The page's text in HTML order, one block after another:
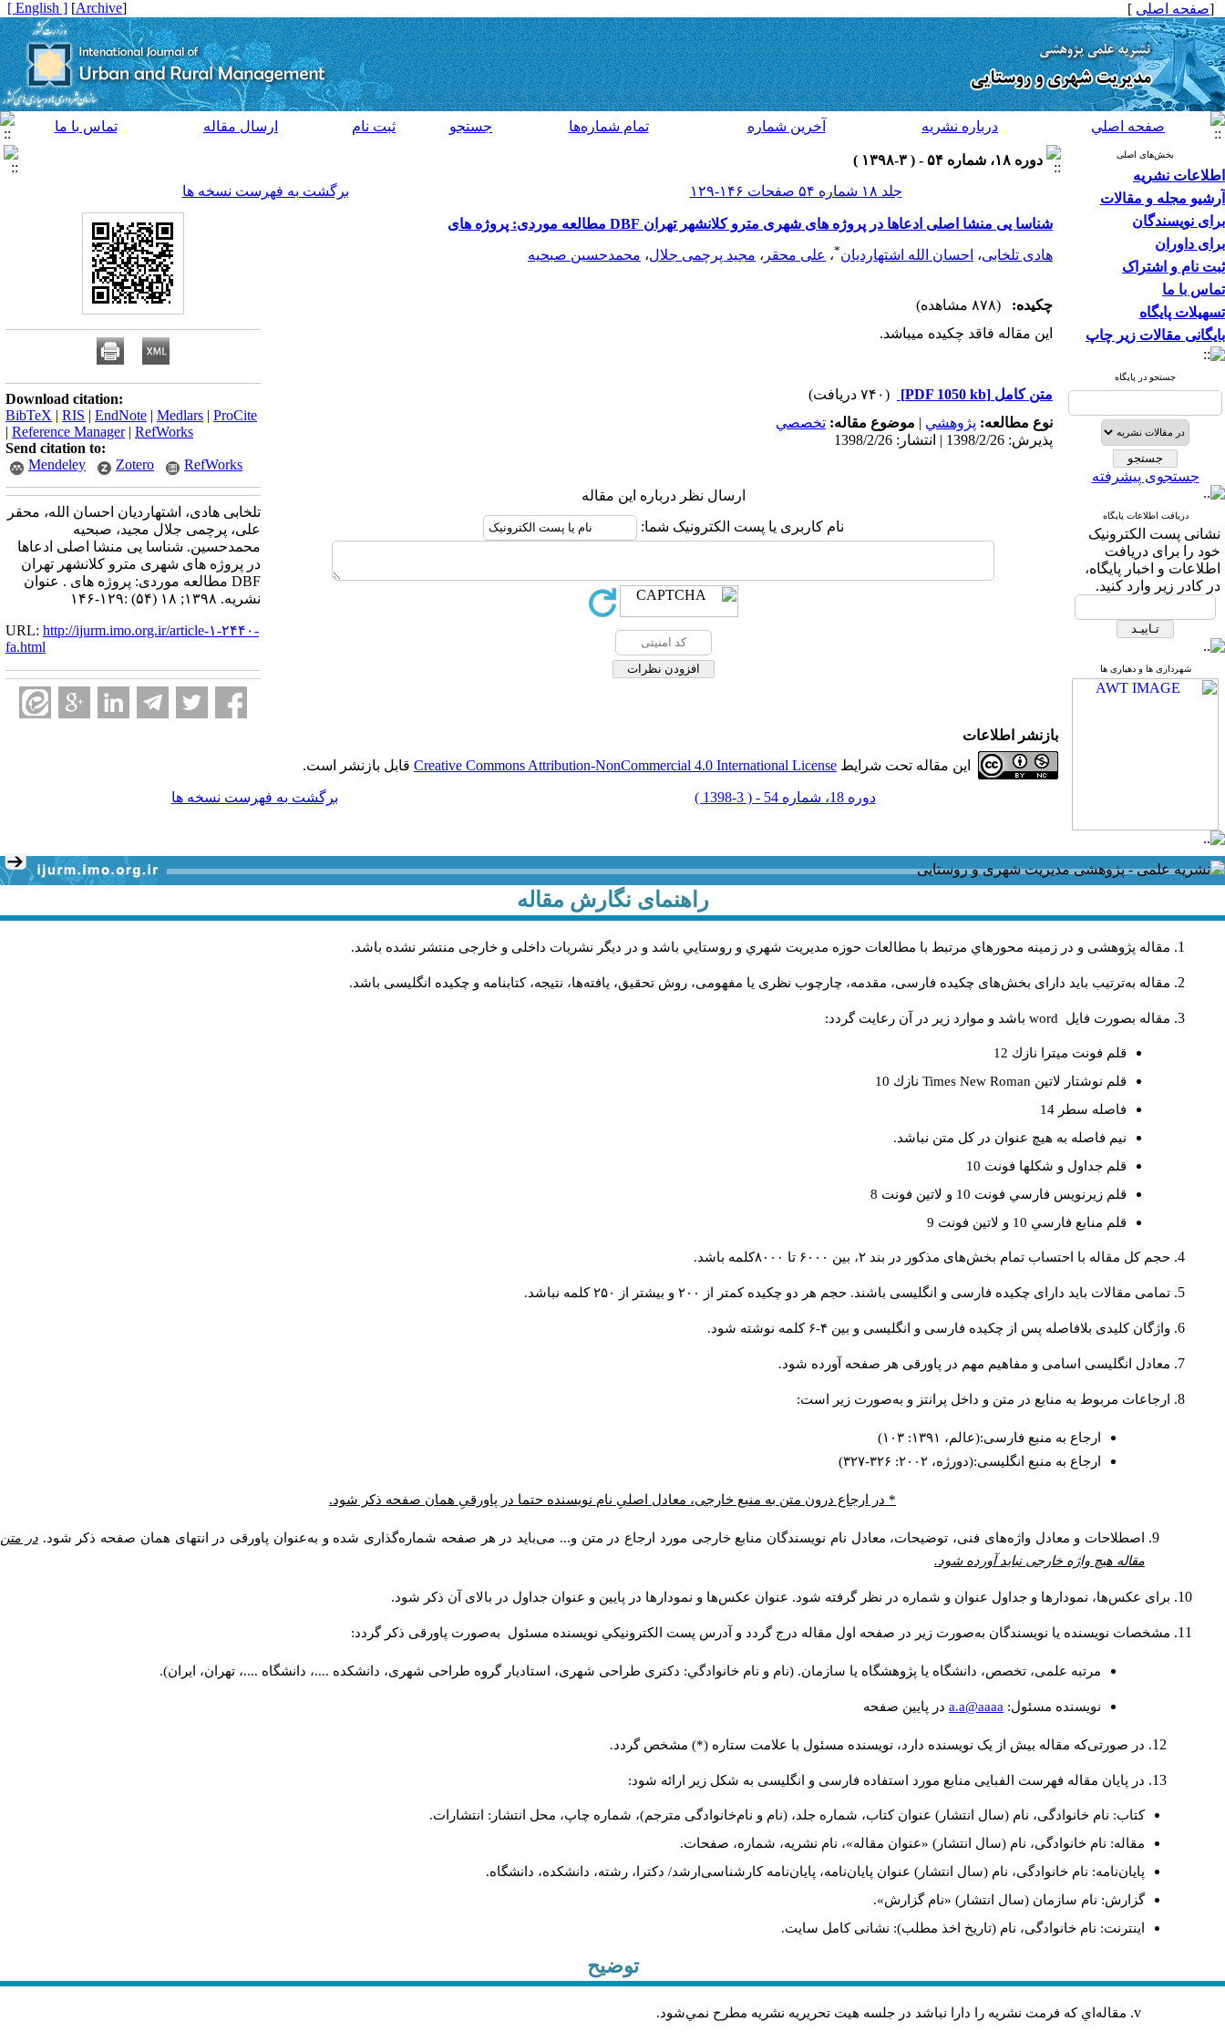
[صفحه اصلی ]
[
Archive
]
[ English ]
صفحه اصلي درباره نشريه آخرين شماره تمام شماره‌ها جستجو ثبت نام ارسال مقاله تماس با ما
بخش‌های اصلی
اطلاعات نشریه
آرشیو مجله و مقالات
برای نویسندگان
برای داوران
ثبت نام و اشتراک
تماس با ما
تسهیلات پایگاه
بایگانی مقالات زیر چاپ
جستجو در پایگاه
جستجوی پیشرفته
دریافت اطلاعات پایگاه
نشانی پست الکترونیک
خود را برای دریافت
اطلاعات و اخبار پایگاه،
در کادر زیر وارد کنید.
شهرداری ها و دهیاری ها
دوره ۱۸، شماره ۵۴ - ( ۳-۱۳۹۸ )
جلد ۱۸ شماره ۵۴ صفحات ۱۴۶-۱۲۹
برگشت به فهرست نسخه ها
شناسا یی منشا اصلی ادعاها در پروژه های شهری مترو کلانشهر تهران DBF مطالعه موردی: پروژه های
هادی تلخابی، احسان الله اشتهاردیان*، علی محقر ، مجید پرچمی جلال، محمدحسین صبحیه
چکیده:
(۸۷۸ مشاهده)
این مقاله فاقد چکیده می​باشد.
متن کامل [PDF 1050 kb]
(۷۴۰ دریافت)
نوع مطالعه: پژوهشي | موضوع مقاله: تخصصي
پذیرش: 1398/2/26 | انتشار: 1398/2/26
ارسال نظر درباره این مقاله
نام کاربری یا پست الکترونیک شما:
Download citation:
BibTeX | RIS | EndNote | Medlars | ProCite
| Reference Manager| RefWorks
Send citation to:
Mendeley
Zotero RefWorks
تلخابی هادی، اشتهاردیان احسان الله، محقر
علی، پرچمی جلال مجید، صبحیه
محمدحسین. شناسا یی منشا اصلی ادعاها
در پروژه های شهری مترو کلانشهر تهران
DBF مطالعه موردی: پروژه های . عنوان
نشریه. ۱۳۹۸; ۱۸ (۵۴) :۱۲۹-۱۴۶
URL: http://ijurm.imo.org.ir/article-۱-۲۴۴۰-
fa.html
بازنشر اطلاعات
این مقاله تحت شرایط Creative Commons Attribution-NonCommercial 4.0 International License قابل بازنشر است.
دوره 18، شماره 54 - ( 3-1398 ) برگشت به فهرست نسخه ها
راهنمای نگارش مقاله
مقاله پژوهشی و در زمینه محورهاي مرتبط با مطالعات حوزه مديريت شهري و روستايي باشد و در دیگر نشریات داخلی و خارجی منتشر نشده باشد.
مقاله به‌ترتیب باید دارای بخش‌های چکیده فارسی، مقدمه، چارچوب نظری یا مفهومی، روش تحقیق، یافته‌ها، نتیجه، کتابنامه و چکیده انگلیسی باشد.
مقاله بصورت فايل word باشد و موارد زير در آن رعايت گردد:
قلم فونت ميترا نازك 12
قلم نوشتار لاتين Times New Roman نازك 10
فاصله سطر 14
نيم فاصله به هيچ عنوان در كل متن نباشد.
قلم جداول و شكلها فونت 10
قلم زيرنويس فارسي فونت 10 و لاتين فونت 8
قلم منابع فارسي 10 و لاتين فونت 9
حجم کل مقاله با احتساب تمام بخش‌های مذکور در بند ۲، بین ۶۰۰۰ تا ۸۰۰۰کلمه باشد.
تمامی مقالات باید دارای چکیده فارسی و انگلیسی باشند. حجم هر دو چکیده کمتر از ۲۰۰ و بیشتر از ۲۵۰ کلمه نباشد.
واژگان کلیدی بلافاصله پس از چکیده فارسی و انگلیسی و بین ۴-۶ کلمه نوشته شود.
معادل انگلیسی اسامی و مفاهیم مهم در پاورقی هر صفحه آورده شود.
ارجاعات مربوط به منابع در متن و داخل پرانتز و به‌صورت زیر است:
ارجاع به منبع فارسی:(عالم، ۱۳۹۱: ۱۰۳)
ارجاع به منبع انگلیسی:(دورژه، ۲۰۰۲: ۳۲۶-۳۲۷)
* در ارجاع درون متن به منبع خارجی، معادل اصلیِ نام نویسنده حتما در پاورقیِ همان صفحه ذکر شود.
اصطلاحات و معادل واژه‌های فنی، توضیحات، معادل نام نویسندگان منابع خارجی مورد ارجاع در متن و... می‌باید در هر صفحه شماره‌گذاری شده و به‌عنوان پاورقی در انتهای همان صفحه ذکر شود. در متن
مقاله هیچ واژه خارجی نباید آورده شود.
برای عکس‌ها، نمودارها و جداول عنوان و شماره در نظر گرفته شود. عنوان عکس‌ها و نمودارها در پایین و عنوان جداول در بالای آن ذکر شود.
مشخصات نویسنده یا نویسندگان به‌صورت زیر در صفحه اول مقاله درج گردد و آدرس پست الكترونيكي نويسنده مسئول به‌صورت پاورقی ذکر گردد:
مرتبه علمی، تخصص، دانشگاه یا پژوهشگاه یا سازمان. (نام و نام خانوادگي: دکتری طراحی شهری، استادیار گروه طراحی شهری، دانشکده ....، دانشگاه ....، تهران، ایران).
نويسنده مسئول: a.a@aaaa در پايين صفحه
در صورتی‌که مقاله بیش از یک نویسنده دارد، نویسنده مسئول با علامت ستاره (*) مشخص گردد.
در پایان مقاله فهرست الفبایی منابع مورد استفاده فارسی و انگلیسی به شکل زیر ارائه شود:
کتاب: نام خانوادگی، نام (سال انتشار) عنوان کتاب، شماره جلد، (نام و نام‌خانوادگی مترجم)، شماره چاپ، محل انتشار: انتشارات.
مقاله: نام خانوادگی، نام (سال انتشار) «عنوان مقاله»، نام نشریه، شماره، صفحات.
پایان‌نامه: نام خانوادگی، نام (سال انتشار) عنوان پایان‌نامه، پایان‌نامه کارشناسی‌ارشد/ دکترا، رشته، دانشکده، دانشگاه.
گزارش: نام سازمان (سال انتشار) «نام گزارش».
اینترنت: نام خانوادگی، نام (تاریخ اخذ مطلب): نشانی کامل سایت.
توضیح
مقاله‌اي كه فرمت نشريه را دارا نباشد در جلسه هيت تحريريه نشريه مطرح نمي‌شود.